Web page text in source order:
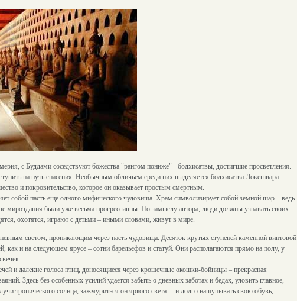
с Буддами соседствуют божества "рангом пониже" - бодхисатвы, достигшие просветления.
на путь спасения. Необычным обличьем среди них выделяется бодхисатва Локешвара:
и покровительство, которое он оказывает простым смертным.
собой пасть еще одного мифического чудовища. Храм символизирует собой земной шар – ведь
мироздания были уже весьма прогрессивны. По замыслу автора, люди должны узнавать своих
охотятся, играют с детьми – иными словами, живут в мире.
светом, проникающим через пасть чудовища. Десяток крутых ступеней каменной винтовой
как и на следующем ярусе – сотни барельефов и статуй. Они располагаются прямо на полу, у
и далекие голоса птиц, доносящиеся через крошечные окошки-бойницы – прекрасная
Здесь без особенных усилий удается забыть о дневных заботах и бедах, уловить главное,
тропического солнца, зажмуриться он яркого света …и долго нащупывать свою обувь,